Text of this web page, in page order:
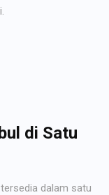
di Satu
dalam satu